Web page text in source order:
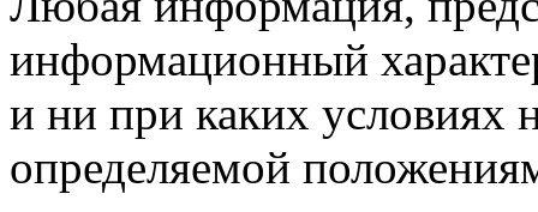
информационный
и ни при каких условиях
определяемой